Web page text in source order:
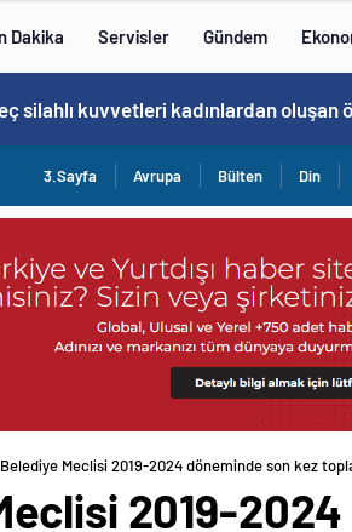
Dakika Servisler Gündem
3.Sayfa Avrupa Bülten Din
Meclisi 2019-2024 döneminde son kez
2019-